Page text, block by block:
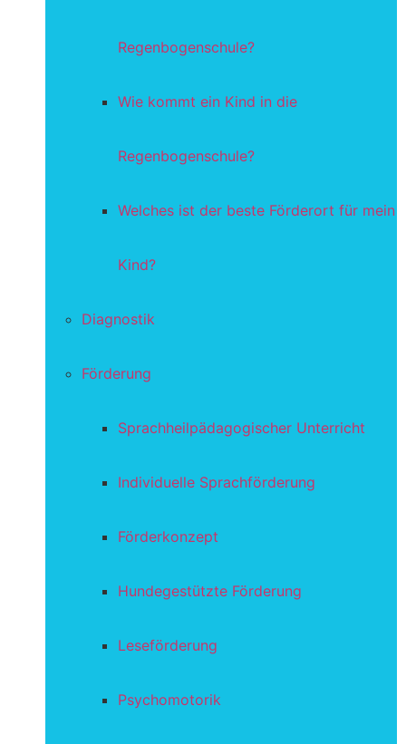
Regenbogenschule?
Wie kommt ein Kind in die
Regenbogenschule?
Welches ist der beste Förderort für mein
Kind?
Diagnostik
Förderung
Sprachheilpädagogischer Unterricht
Individuelle Sprachförderung
Förderkonzept
Hundegestützte Förderung
Leseförderung
Psychomotorik